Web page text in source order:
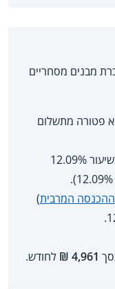
מבנים מסחריים
היא פטורה מתשלום
על 7,703 ₪ היא תשלם דמי ביטוח בשיעור 12.09%
ההכנסה המרבית)
4,961 ₪ לחודש.